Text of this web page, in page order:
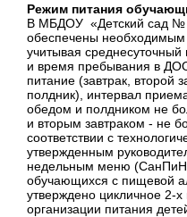
Режим питания
В МБДОУ «Детский сад №
обеспечены необходимым
учитывая среднесуточный
и время пребывания в
питание (завтрак, второй
полдник), интервал
обедом и полдником не
и вторым завтраком - не
соответствии с
утвержденным
недельным меню
обучающихся с пищевой
утверждено цикличное 2-
организации питания